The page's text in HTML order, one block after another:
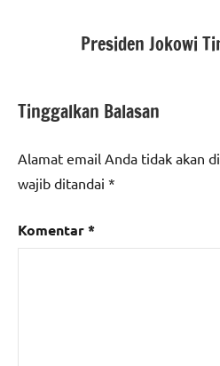
Presiden Jokowi
Tinggalkan Balasan
Alamat email Anda tidak akan
wajib ditandai *
Komentar*